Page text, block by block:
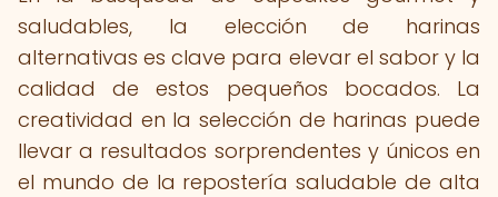
saludables, la elección de harinas
alternativas es clave para elevar el sabor y la
calidad de estos pequeños bocados. La
creatividad en la selección de harinas puede
llevar a resultados sorprendentes y únicos en
el mundo de la repostería saludable de alta